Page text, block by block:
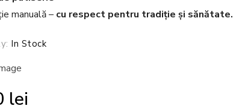
manuală – cu respect pentru tradiție și sănătate.
In Stock
lei